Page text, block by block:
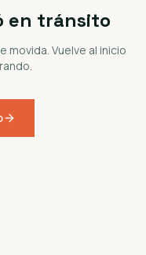
en tránsito
movida. Vuelve al inicio